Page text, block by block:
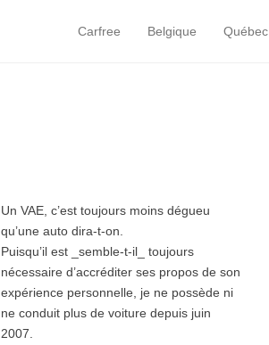
Primary Menu
Skip to content
Carfree Belgique Québec
Un VAE, c’est toujours moins dégueu
qu’une auto dira-t-on.
Puisqu’il est _semble-t-il_ toujours
nécessaire d’accréditer ses propos de son
expérience personnelle, je ne possède ni
ne conduit plus de voiture depuis juin
2007.